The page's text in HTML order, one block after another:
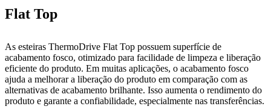
Flat Top
As esteiras ThermoDrive Flat Top possuem superfície de
acabamento fosco, otimizado para facilidade de limpeza e liberação
eficiente do produto. Em muitas aplicações, o acabamento fosco
ajuda a melhorar a liberação do produto em comparação com as
alternativas de acabamento brilhante. Isso aumenta o rendimento do
produto e garante a confiabilidade, especialmente nas transferências.